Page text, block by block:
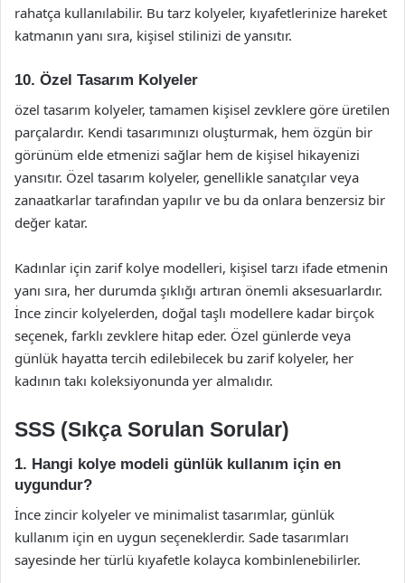
rahatça kullanılabilir. Bu tarz kolyeler, kıyafetlerinize hareket
katmanın yanı sıra, kişisel stilinizi de yansıtır.
10. Özel Tasarım Kolyeler
özel tasarım kolyeler, tamamen kişisel zevklere göre üretilen
parçalardır. Kendi tasarımınızı oluşturmak, hem özgün bir
görünüm elde etmenizi sağlar hem de kişisel hikayenizi
yansıtır. Özel tasarım kolyeler, genellikle sanatçılar veya
zanaatkarlar tarafından yapılır ve bu da onlara benzersiz bir
değer katar.
Kadınlar için zarif kolye modelleri, kişisel tarzı ifade etmenin
yanı sıra, her durumda şıklığı artıran önemli aksesuarlardır.
İnce zincir kolyelerden, doğal taşlı modellere kadar birçok
seçenek, farklı zevklere hitap eder. Özel günlerde veya
günlük hayatta tercih edilebilecek bu zarif kolyeler, her
kadının takı koleksiyonunda yer almalıdır.
SSS (Sıkça Sorulan Sorular)
1. Hangi kolye modeli günlük kullanım için en
uygundur?
İnce zincir kolyeler ve minimalist tasarımlar, günlük
kullanım için en uygun seçeneklerdir. Sade tasarımları
sayesinde her türlü kıyafetle kolayca kombinlenebilirler.